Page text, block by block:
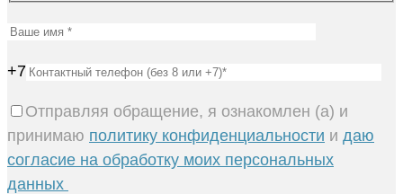
+7
Отправляя обращение, я ознакомлен (а) и
принимаю политику конфиденциальности и даю
согласие на обработку моих персональных
данных